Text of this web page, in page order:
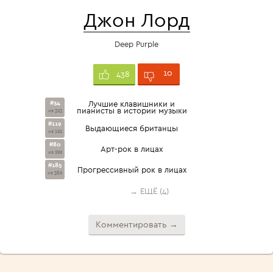
Джон Лорд
Deep Purple
438 10
#34
из 323
Лучшие клавишники и
пианисты в истории музыки
#119
из 162 Выдающиеся британцы
#80
из 296 Арт-рок в лицах
#185
из 386 Прогрессивный рок в лицах
→ ЕЩЁ (4)
Комментировать →